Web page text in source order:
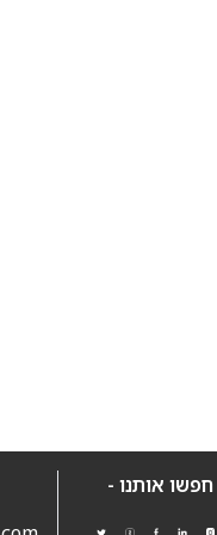
חפשו אותנו -